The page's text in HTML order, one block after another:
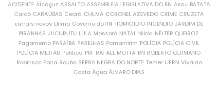
ACIDENTE Alcaçuz ASSALTO ASSEMBLEIA LEGISLATIVA DO RN Assu BATATA
Caicó CARAÚBAS Ceará CHUVA CORONEL AZEVEDO CRIME CRUZETA
currais novos Dilma Governo do RN HOMICÍDIO INCÊNDIO JARDIM DE
PIRANHAS JUCURUTU LULA Mossoró NATAL Nilda NÉLTER QUEIROZ
Pagamento PARAÍBA PARELHAS Parnamirim POLÍCIA POLÍCIA CIVIL
POLÍCIA MILITAR Política PRF RAFAEL MOTTA RN ROBERTO GERMANO
Robinson Faria Roubo SERRA NEGRA DO NORTE Temer UFRN Vivaldo
Costa Água ÁLVARO DIAS